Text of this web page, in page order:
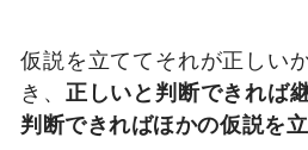
仮説を立ててそれが正しい
き、 正しいと判断できれば
判断できればほかの仮説を